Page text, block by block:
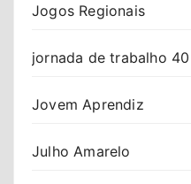
Jogos Regionais
jornada de trabalho
Jovem Aprendiz
Julho Amarelo